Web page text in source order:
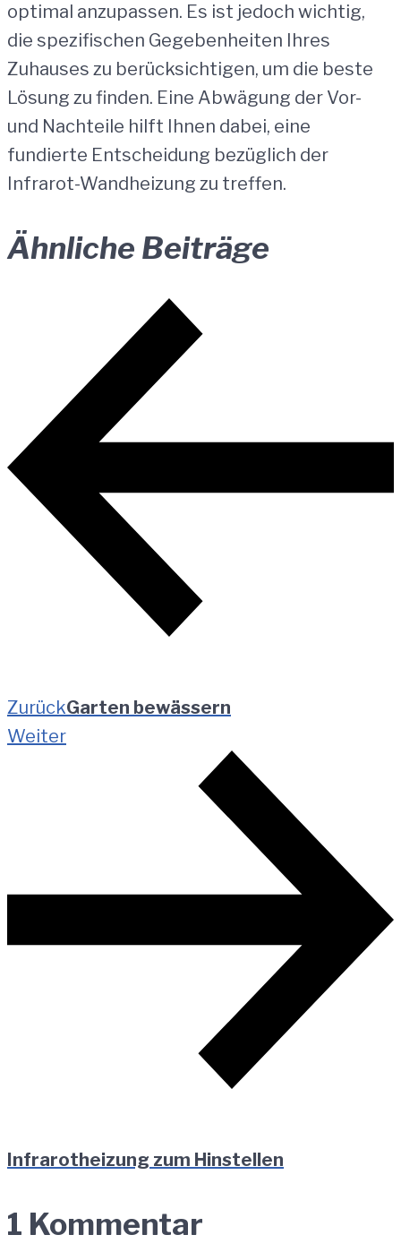
optimal anzupassen. Es ist jedoch wichtig,
die spezifischen Gegebenheiten Ihres
Zuhauses zu berücksichtigen, um die beste
Lösung zu finden. Eine Abwägung der Vor-
und Nachteile hilft Ihnen dabei, eine
fundierte Entscheidung bezüglich der
Infrarot-Wandheizung zu treffen.
Ähnliche Beiträge
Beitragsnavigation
ZurückGarten bewässern
Weiter
Infrarotheizung zum Hinstellen
1 Kommentar